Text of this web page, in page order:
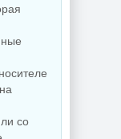
с
со